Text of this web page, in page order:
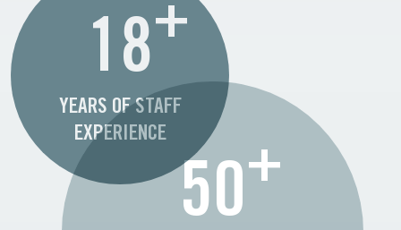
50+
18+
YEARS OF STAFF
EXPERIENCE